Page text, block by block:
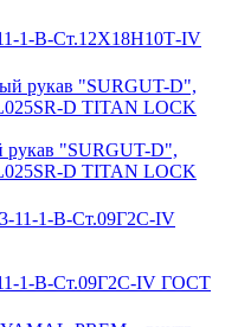
1-B-Ст.12Х18Н10Т-IV
рукав "SURGUT-D",
D TITAN LOCK
1-B-Ст.09Г2С-IV ГОСТ